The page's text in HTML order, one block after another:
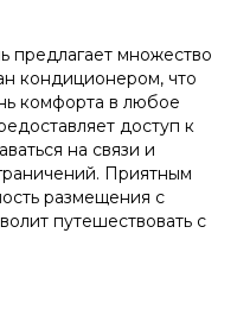
предлагает множество
кондиционером, что
комфорта в любое
доступ к
на связи и
Приятным
размещения с
путешествовать с